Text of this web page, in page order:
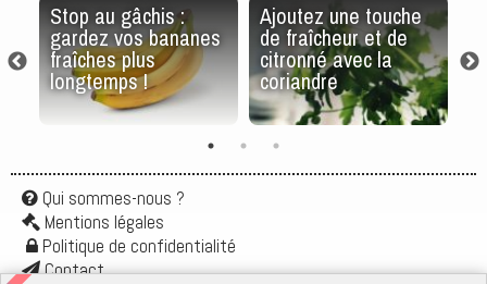
Stop au gâchis :
gardez vos bananes
fraîches plus
longtemps !
Ajoutez une touche
de fraîcheur et de
citronné avec la
coriandre
Qui sommes-nous ?
Mentions légales
Politique de confidentialité
Contact